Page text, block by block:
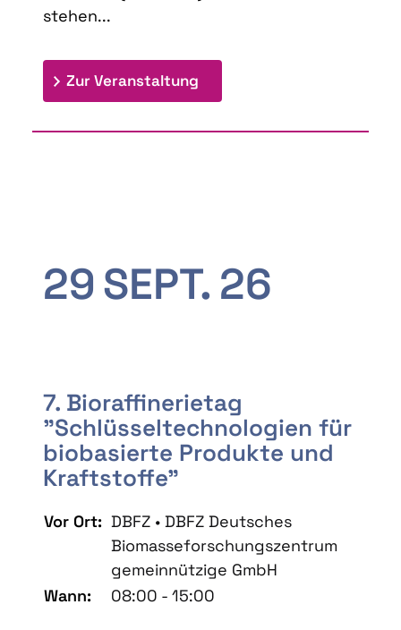
stehen...
Zur Veranstaltung
29SEPT. 26
7. Bioraffinerietag
"Schlüsseltechnologien für
biobasierte Produkte und
Kraftstoffe"
Vor Ort: DBFZ • DBFZ Deutsches
Biomasseforschungszentrum
gemeinnützige GmbH
Wann:
08:00 - 15:00